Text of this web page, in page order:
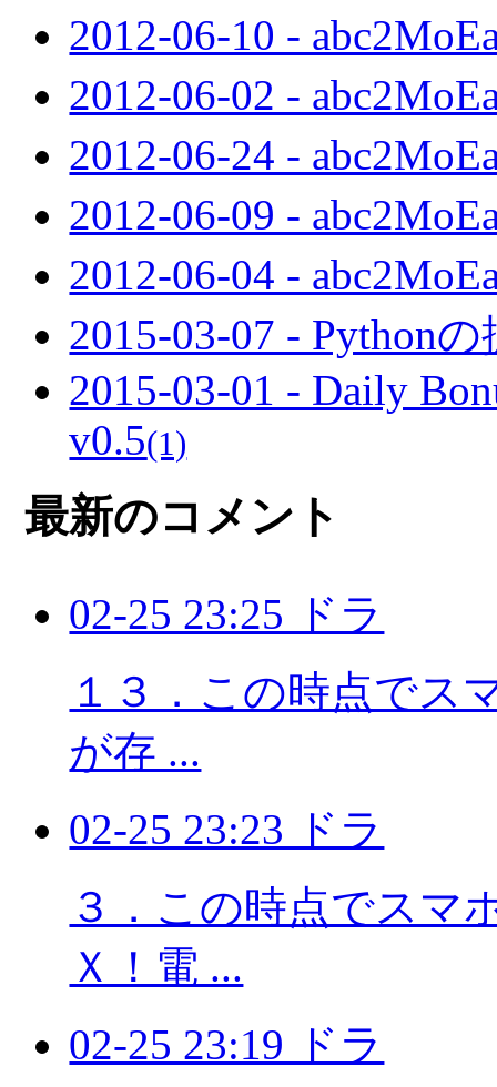
2012-06-10 -
2012-06-02 -
2012-06-24 -
2012-06-09 -
2012-06-04 -
2015-03-07 - Python
2015-03-01 - Daily
v0.5(1)
最新のコメント
02-25 23:25 ドラ
１３．この時点でス
が存 ...
02-25 23:23 ドラ
３．この時点でスマ
Ｘ！電 ...
02-25 23:19 ドラ